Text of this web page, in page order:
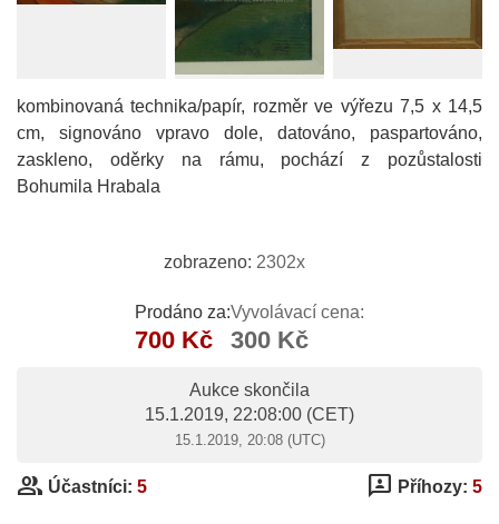
kombinovaná technika/papír, rozměr ve výřezu 7,5 x 14,5
cm, signováno vpravo dole, datováno, paspartováno,
zaskleno, oděrky na rámu, pochází z pozůstalosti
Bohumila Hrabala
zobrazeno: 2302x
Prodáno za:
700 Kč
Vyvolávací cena:
300 Kč
Aukce skončila
15.1.2019, 22:08:00 (CET)
15.1.2019, 20:08 (UTC)
group Účastníci: 5 3p Příhozy: 5